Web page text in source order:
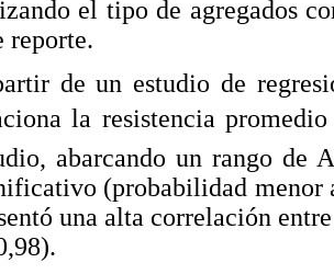
el tipo de agregados
reporte.
de un estudio de
la resistencia
abarcando un rango
(probabilidad menor
una alta correlación